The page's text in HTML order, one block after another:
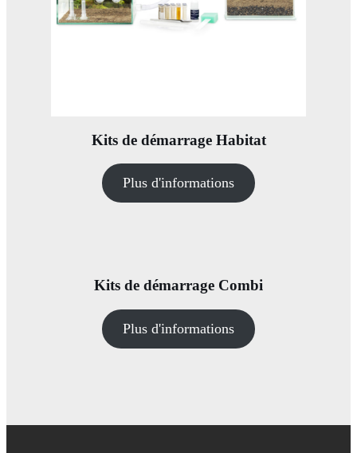
Kits de démarrage Habitat
Plus d'informations
Kits de démarrage Combi
Plus d'informations